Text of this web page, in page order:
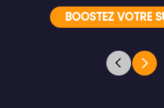
BOOSTEZ VOTRE